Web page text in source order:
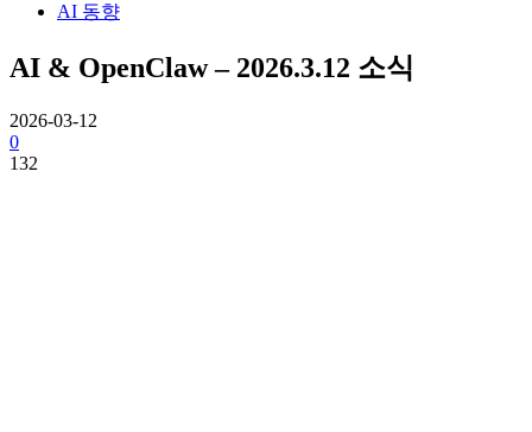
AI 동향
AI & OpenClaw – 2026.3.12 소식
2026-03-12
0
132